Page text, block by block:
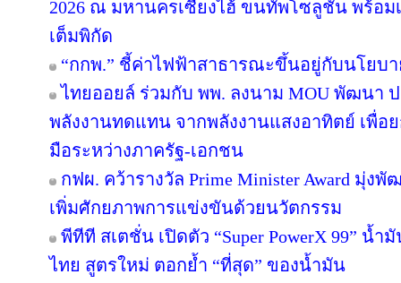
2026 ณ มหานครเซี่ยงไฮ้ ขนทัพโซลูชัน พร้อ
เต็มพิกัด
“กกพ.” ชี้ค่าไฟฟ้าสาธารณะขึ้นอยู่กับนโยบา
ไทยออยล์ ร่วมกับ พพ. ลงนาม MOU พัฒนา
พลังงานทดแทน จากพลังงานแสงอาทิตย์ เพื่อ
มือระหว่างภาครัฐ-เอกชน
กฟผ. คว้ารางวัล Prime Minister Award มุ่ง
เพิ่มศักยภาพการแข่งขันด้วยนวัตกรรม
พีทีที สเตชั่น เปิดตัว “Super PowerX 99” น้
ไทย สูตรใหม่ ตอกย้ำ “ที่สุด” ของน้ำมัน